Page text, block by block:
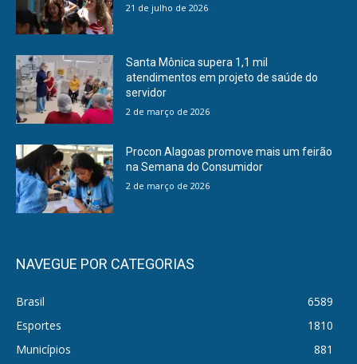
21 de julho de 2026
Santa Mônica supera 1,1 mil
atendimentos em projeto de saúde do
servidor
2 de março de 2026
Procon Alagoas promove mais um feirão
na Semana do Consumidor
2 de março de 2026
NAVEGUE POR CATEGORIAS
Brasil
6589
Esportes
1810
Municípios
881